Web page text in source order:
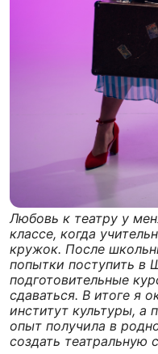
Любовь к театру у
классе, когда
кружок. После
попытки поступить в
подготовительные
сдаваться. В итоге я
институт культуры, а
опыт получила в
создать